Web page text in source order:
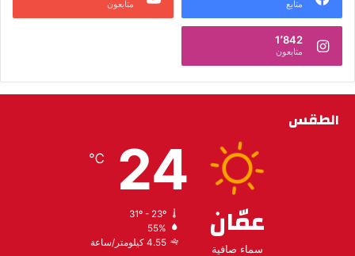
متابع متابعون
1٬842
متابعون
الطقس
عمّان
سماء صافية
24
℃
31º - 23º
55%
4.55 كيلومتر/ساعة